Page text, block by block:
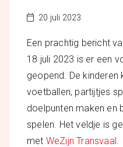
20 juli 2023
Een prachtig bericht
18 juli 2023 is er een
geopend. De kinderen
voetballen, partijtjes
doelpunten maken en
spelen. Het veldje is
met WeZijn Transvaal.